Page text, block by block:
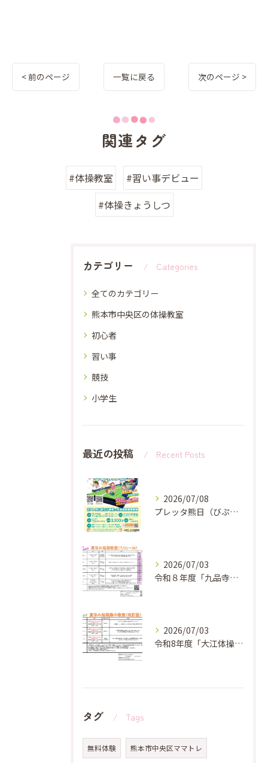
< 前のページ 一覧に戻る 次のページ >
関連タグ
#体操教室
#習い事デビュー
#体操きょうしつ
カテゴリー Categories
全てのカテゴリー
熊本市中央区の体操教室
初心者
習い事
競技
小学生
最近の投稿 Recent Posts
2026/07/08
プレッタ熊日（びぷれす教室）
2026/07/03
令和８年度「九品寺体操教室 夏休み短期教教室」のお知らせ✨
2026/07/03
令和8年度「大江体操教室 夏休み短期教教室」のお知らせ✨
タグ Tags
無料体験 熊本市中央区ママトレ